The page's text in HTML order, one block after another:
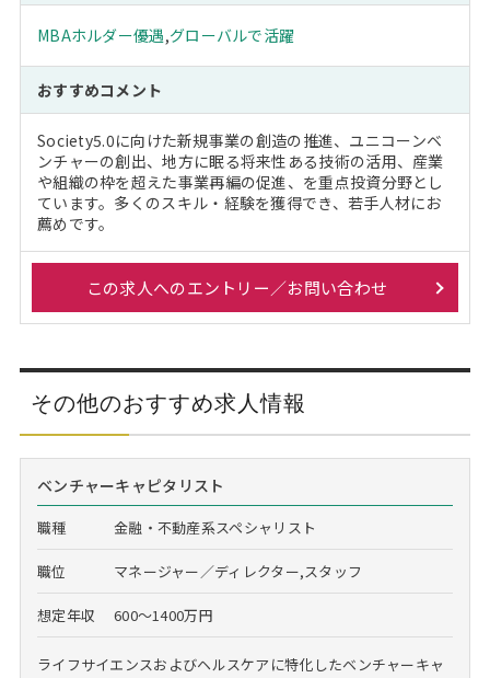
MBAホルダー優遇,グローバルで活躍
おすすめコメント
Society5.0に向けた新規事業の創造の推進、ユニコーンベ
ンチャーの創出、地方に眠る将来性ある技術の活用、産業
や組織の枠を超えた事業再編の促進、を重点投資分野とし
ています。多くのスキル・経験を獲得でき、若手人材にお
薦めです。
この求人へのエントリー／お問い合わせ
その他のおすすめ求人情報
ベンチャーキャピタリスト
職種 金融・不動産系スペシャリスト
職位 マネージャー／ディレクター,スタッフ
想定年収 600～1400万円
ライフサイエンスおよびヘルスケアに特化したベンチャーキャ